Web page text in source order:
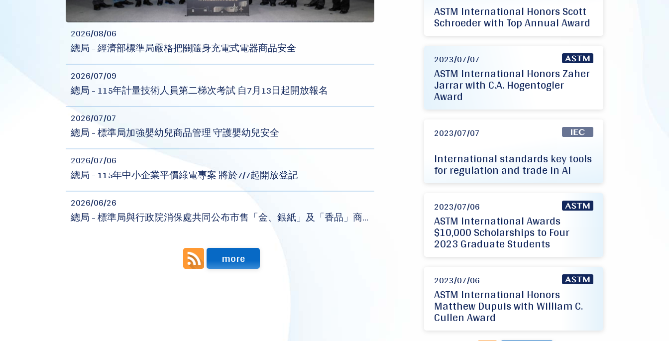
2026/08/06
總局 - 經濟部標準局嚴格把關隨身充電式電器商品安全
2026/07/09
總局 - 115年計量技術人員第二梯次考試 自7月13日起開放報名
2026/07/07
總局 - 標準局加強嬰幼兒商品管理 守護嬰幼兒安全
2026/07/06
總局 - 115年中小企業平價綠電專案 將於7/7起開放登記
2026/06/26
總局 - 標準局與行政院消保處共同公布市售「金、銀紙」及「香品」商品檢測結果
more
ASTM International Honors Scott
Schroeder with Top Annual Award
2023/07/07
ASTM International Honors Zaher
Jarrar with C.A. Hogentogler
Award
2023/07/07
International standards key tools
for regulation and trade in AI
2023/07/06
ASTM International Awards
$10,000 Scholarships to Four
2023 Graduate Students
2023/07/06
ASTM International Honors
Matthew Dupuis with William C.
Cullen Award